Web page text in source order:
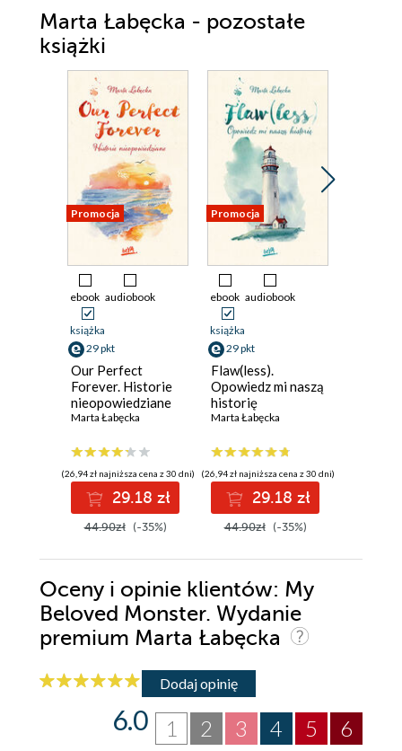
Marta Łabęcka - pozostałe
książki
Promocja
ebook audiobook
książka
29 pkt
Our Perfect
Forever. Historie
nieopowiedziane
Marta Łabęcka
(26,94 zł najniższa cena z 30 dni)
29.18 zł
44.90zł (-35%)
Promocja
ebook audiobook
książka
29 pkt
Flaw(less).
Opowiedz mi naszą
historię
Marta Łabęcka
(26,94 zł najniższa cena z 30 dni)
29.18 zł
44.90zł (-35%)
Oceny i opinie klientów: My
Beloved Monster. Wydanie
premium Marta Łabęcka
Dodaj opinię
6
5
4
3
2
1
6.0